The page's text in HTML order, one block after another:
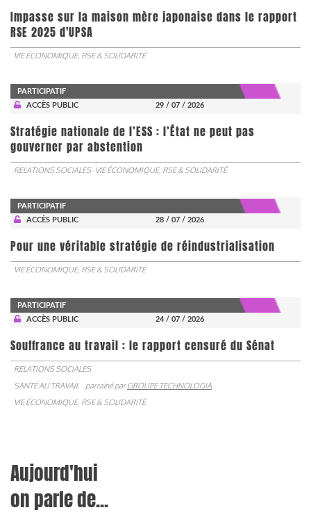
Impasse sur la maison mère japonaise dans le rapport
RSE 2025 d'UPSA
VIE ÉCONOMIQUE, RSE & SOLIDARITÉ
PARTICIPATIF
ACCÈS PUBLIC
29 / 07 / 2026
Stratégie nationale de l’ESS : l’État ne peut pas
gouverner par abstention
RELATIONS SOCIALES VIE ÉCONOMIQUE, RSE & SOLIDARITÉ
PARTICIPATIF
ACCÈS PUBLIC
28 / 07 / 2026
Pour une véritable stratégie de réindustrialisation
VIE ÉCONOMIQUE, RSE & SOLIDARITÉ
PARTICIPATIF
ACCÈS PUBLIC
24 / 07 / 2026
Souffrance au travail : le rapport censuré du Sénat
RELATIONS SOCIALES
SANTÉ AU TRAVAIL
parrainé parGROUPE TECHNOLOGIA
VIE ÉCONOMIQUE, RSE & SOLIDARITÉ
Aujourd'hui
on parle de...